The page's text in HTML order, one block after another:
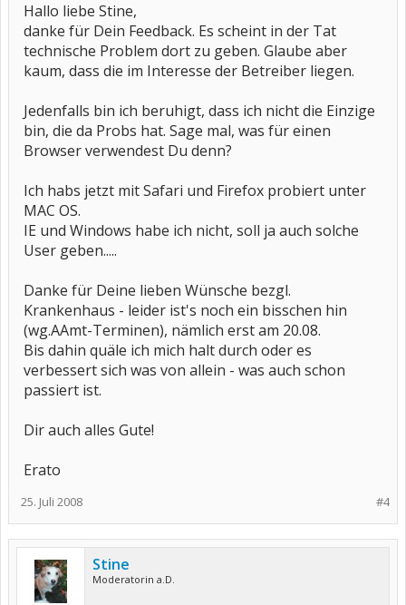
Hallo liebe Stine,
danke für Dein Feedback. Es scheint in der Tat
technische Problem dort zu geben. Glaube aber
kaum, dass die im Interesse der Betreiber liegen.
Jedenfalls bin ich beruhigt, dass ich nicht die Einzige
bin, die da Probs hat. Sage mal, was für einen
Browser verwendest Du denn?
Ich habs jetzt mit Safari und Firefox probiert unter
MAC OS.
IE und Windows habe ich nicht, soll ja auch solche
User geben.....
Danke für Deine lieben Wünsche bezgl.
Krankenhaus - leider ist's noch ein bisschen hin
(wg.AAmt-Terminen), nämlich erst am 20.08.
Bis dahin quäle ich mich halt durch oder es
verbessert sich was von allein - was auch schon
passiert ist.
Dir auch alles Gute!
Erato
#4
25. Juli 2008
Stine
Moderatorin a.D.